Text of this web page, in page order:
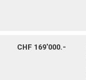
CHF 169'000.-